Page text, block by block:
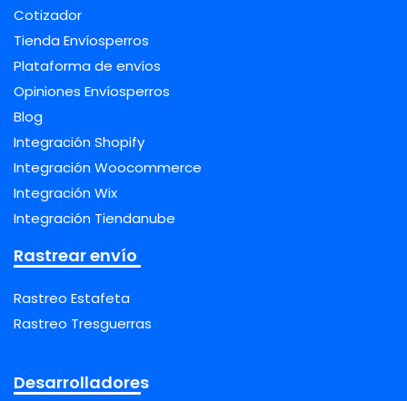
Cotizador
Tienda Envíosperros
Plataforma de envíos
Opiniones Envíosperros
Blog
Integración Shopify
Integración Woocommerce
Integración Wix
Integración Tiendanube
Rastrear envío
Rastreo Estafeta
Rastreo Tresguerras
Desarrolladores